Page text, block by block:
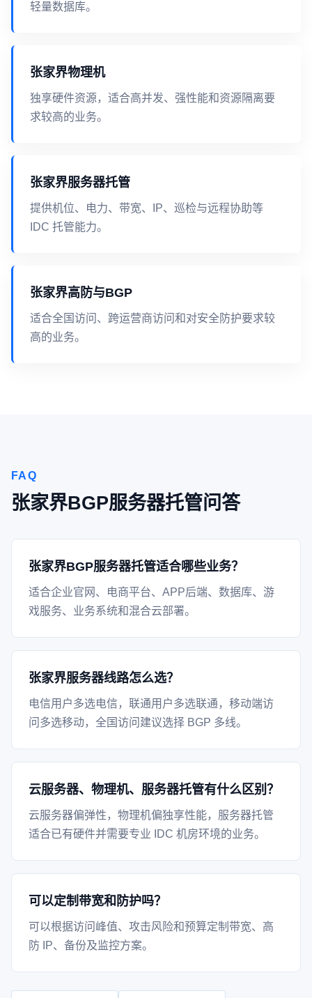
轻量数据库。
张家界物理机
独享硬件资源，适合高并发、强性能和资源隔离要
求较高的业务。
张家界服务器托管
提供机位、电力、带宽、IP、巡检与远程协助等
IDC 托管能力。
张家界高防与BGP
适合全国访问、跨运营商访问和对安全防护要求较
高的业务。
FAQ
张家界BGP服务器托管问答
张家界BGP服务器托管适合哪些业务？
适合企业官网、电商平台、APP后端、数据库、游
戏服务、业务系统和混合云部署。
张家界服务器线路怎么选？
电信用户多选电信，联通用户多选联通，移动端访
问多选移动，全国访问建议选择 BGP 多线。
云服务器、物理机、服务器托管有什么区别？
云服务器偏弹性，物理机偏独享性能，服务器托管
适合已有硬件并需要专业 IDC 机房环境的业务。
可以定制带宽和防护吗？
可以根据访问峰值、攻击风险和预算定制带宽、高
防 IP、备份及监控方案。